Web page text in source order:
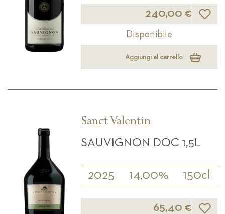
240,00 € Lista
Disponibile
Aggiungi al carrello
Sanct Valentin
SAUVIGNON DOC 1,5L
2025 14,00% 150cl
65,40 €